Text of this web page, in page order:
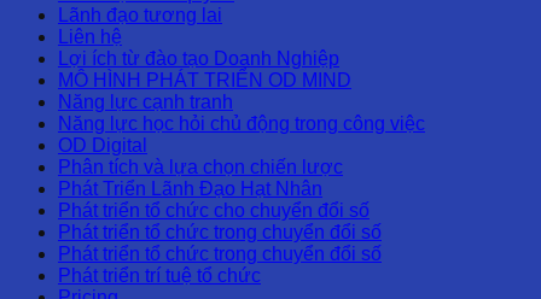
Lãnh đạo tương lai
Liên hệ
Lợi ích từ đào tạo Doanh Nghiệp
MÔ HÌNH PHÁT TRIỂN OD MIND
Năng lực cạnh tranh
Năng lực học hỏi chủ động trong công việc
OD Digital
Phân tích và lựa chọn chiến lược
Phát Triển Lãnh Đạo Hạt Nhân
Phát triển tổ chức cho chuyển đổi số
Phát triển tổ chức trong chuyển đổi số
Phát triển tổ chức trong chuyển đổi số
Phát triển trí tuệ tổ chức